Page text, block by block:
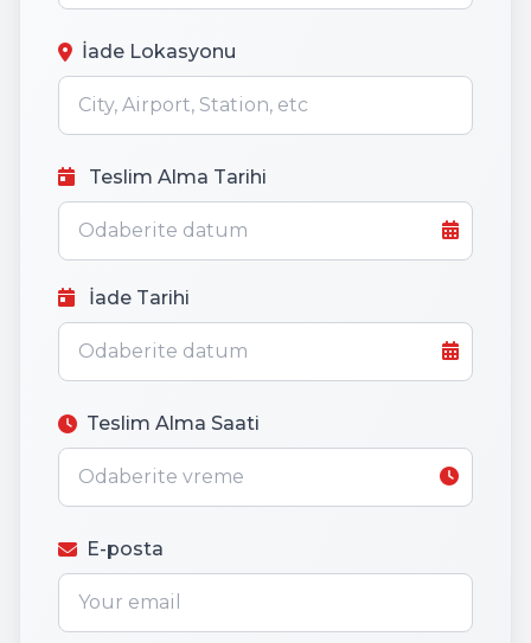
İade Lokasyonu
Teslim Alma Tarihi
İade Tarihi
Teslim Alma Saati
E-posta